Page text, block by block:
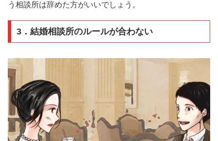
う相談所は辞めた方がいいでしょう。
3．結婚相談所のルールが合わない